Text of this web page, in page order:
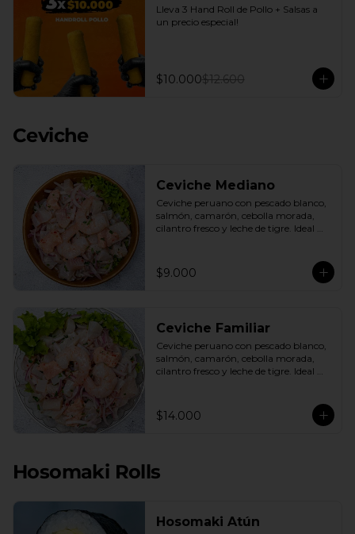
Lleva 3 Hand Roll de Pollo + Salsas a
un precio especial!
$10.000$12.600
Ceviche
Ceviche Mediano
Ceviche peruano con pescado blanco,
salmón, camarón, cebolla morada,
cilantro fresco y leche de tigre. Ideal
$9.000
Ceviche Familiar
Ceviche peruano con pescado blanco,
salmón, camarón, cebolla morada,
cilantro fresco y leche de tigre. Ideal
$14.000
Hosomaki Rolls
Hosomaki Atún